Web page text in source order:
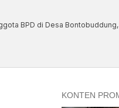
BPD di Desa Bontobuddung,